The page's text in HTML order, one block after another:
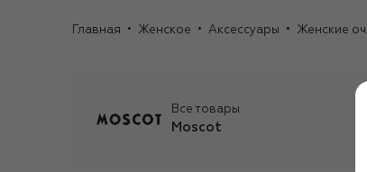
Главная Женское Аксессуары Женские
Все товары
Moscot